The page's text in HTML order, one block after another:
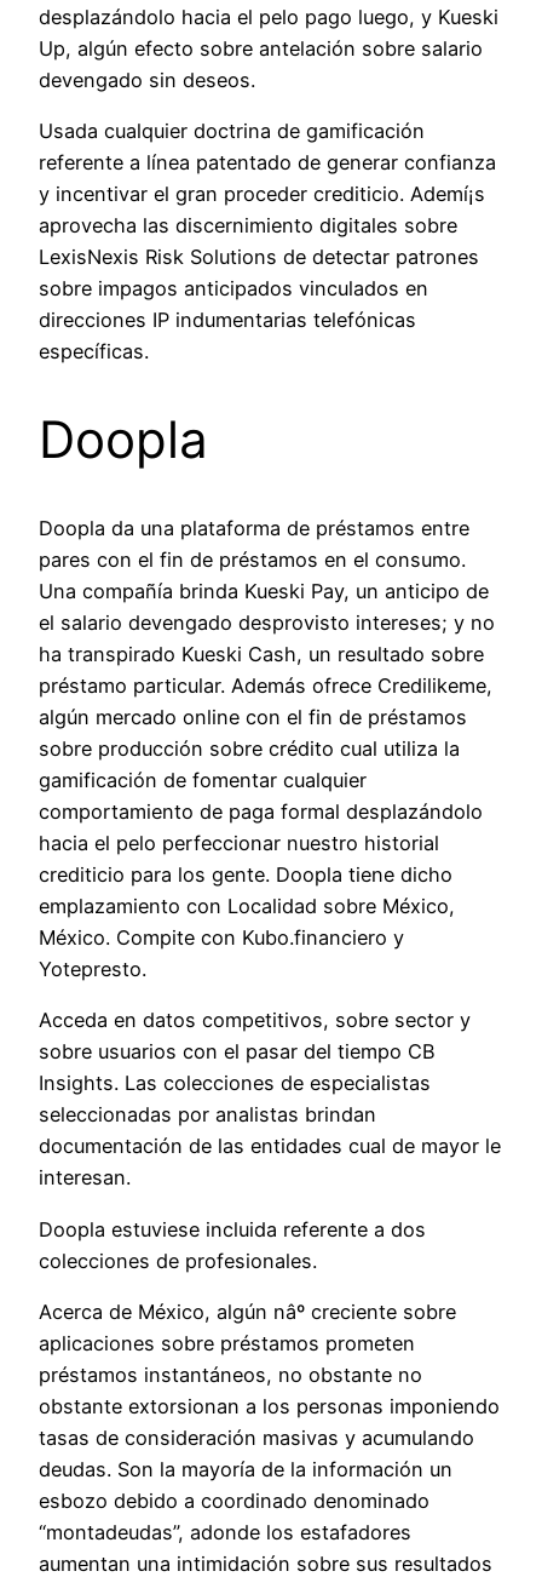
desplazándolo hacia el pelo pago luego, y Kueski
Up, algún efecto sobre antelación sobre salario
devengado sin deseos.
Usada cualquier doctrina de gamificación
referente a línea patentado de generar confianza
y incentivar el gran proceder crediticio. Ademí¡s
aprovecha las discernimiento digitales sobre
LexisNexis Risk Solutions de detectar patrones
sobre impagos anticipados vinculados en
direcciones IP indumentarias telefónicas
específicas.
Doopla
Doopla da una plataforma de préstamos entre
pares con el fin de préstamos en el consumo.
Una compañía brinda Kueski Pay, un anticipo de
el salario devengado desprovisto intereses; y no
ha transpirado Kueski Cash, un resultado sobre
préstamo particular. Además ofrece Credilikeme,
algún mercado online con el fin de préstamos
sobre producción sobre crédito cual utiliza la
gamificación de fomentar cualquier
comportamiento de paga formal desplazándolo
hacia el pelo perfeccionar nuestro historial
crediticio para los gente. Doopla tiene dicho
emplazamiento con Localidad sobre México,
México. Compite con Kubo.financiero y
Yotepresto.
Acceda en datos competitivos, sobre sector y
sobre usuarios con el pasar del tiempo CB
Insights. Las colecciones de especialistas
seleccionadas por analistas brindan
documentación de las entidades cual de mayor le
interesan.
Doopla estuviese incluida referente a dos
colecciones de profesionales.
Acerca de México, algún nâº creciente sobre
aplicaciones sobre préstamos prometen
préstamos instantáneos, no obstante no
obstante extorsionan a los personas imponiendo
tasas de consideración masivas y acumulando
deudas. Son la mayoría de la información un
esbozo debido a coordinado denominado
“montadeudas”, adonde los estafadores
aumentan una intimidación sobre sus resultados